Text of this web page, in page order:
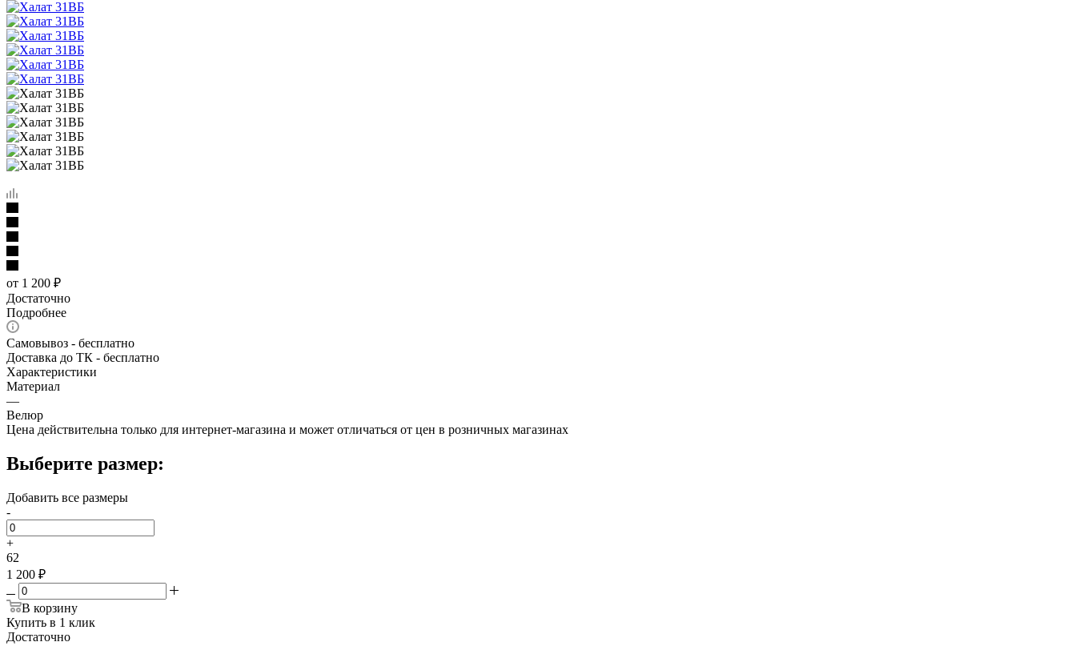
от 1 200 ₽
Достаточно
Подробнее
Самовывоз - бесплатно
Доставка до ТК - бесплатно
Характеристики
Материал
—
Велюр
Цена действительна только для интернет-магазина и может отличаться от цен в розничных магазинах
Выберите размер:
Добавить все размеры
-
+
62
1 200 ₽
В корзину
Купить в 1 клик
Достаточно